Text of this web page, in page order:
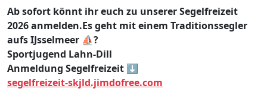
Ab sofort könnt ihr euch zu unserer Segelfreizeit
2026 anmelden.Es geht mit einem Traditionssegler
aufs IJsselmeer ⛵?
Sportjugend Lahn-Dill
Anmeldung Segelfreizeit ⬇️
segelfreizeit-skjld.jimdofree.com